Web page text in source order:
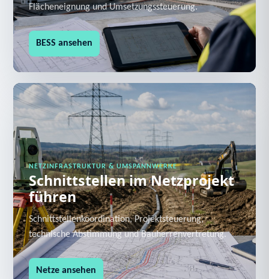
Flächeneignung und Umsetzungssteuerung.
BESS ansehen
NETZINFRASTRUKTUR & UMSPANNWERKE
Schnittstellen im Netzprojekt
führen
Schnittstellenkoordination, Projektsteuerung,
technische Abstimmung und Bauherrenvertretung.
Netze ansehen